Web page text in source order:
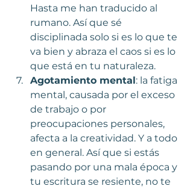
Hasta me han traducido al
rumano. Así que sé
disciplinada solo si es lo que te
va bien y abraza el caos si es lo
que está en tu naturaleza.
Agotamiento mental: la fatiga
mental, causada por el exceso
de trabajo o por
preocupaciones personales,
afecta a la creatividad. Y a todo
en general. Así que si estás
pasando por una mala época y
tu escritura se resiente, no te